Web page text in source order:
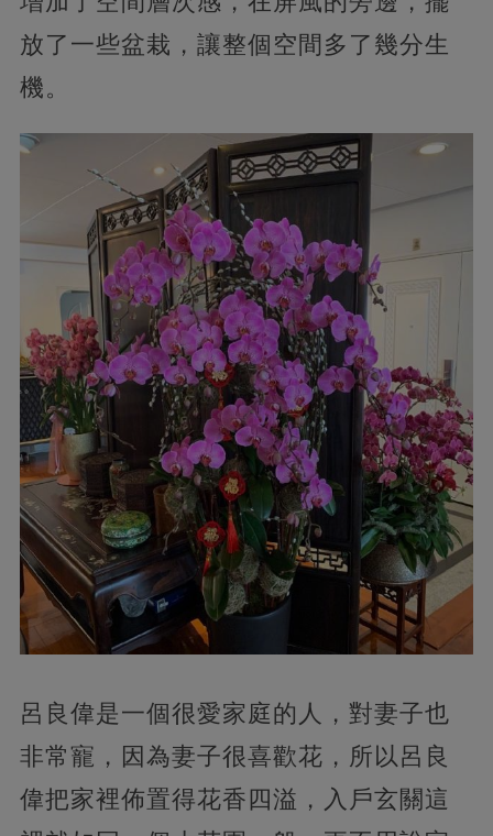
放了一些盆栽，讓整個空間多了幾分生
機。
呂良偉是一個很愛家庭的人，對妻子也
非常寵，因為妻子很喜歡花，所以呂良
偉把家裡佈置得花香四溢，入戶玄關這